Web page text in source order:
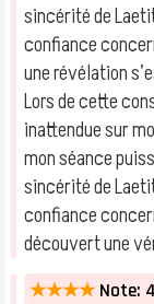
sincérité de
confiance
une révélation
Lors de cette
inattendue sur
mon séance
sincérité de
confiance
découvert une
★★★★ Note: